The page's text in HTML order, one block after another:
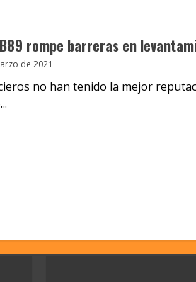
rompe barreras en
de 2021
no han tenido la mejor